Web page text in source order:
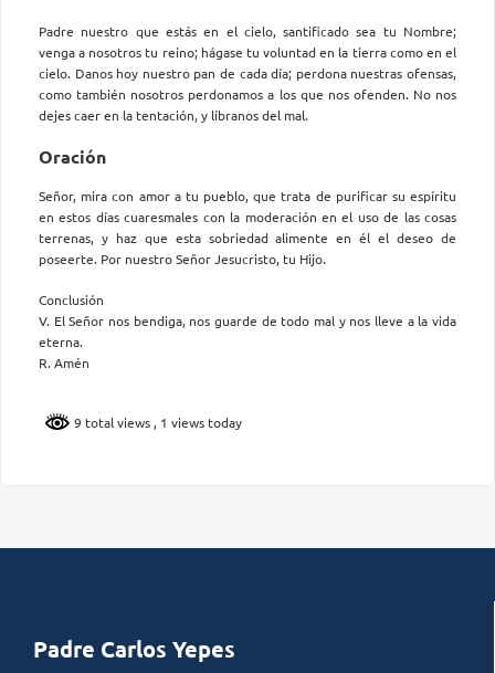
Padre nuestro que estás en el cielo, santificado sea tu Nombre;
venga a nosotros tu reino; hágase tu voluntad en la tierra como en el
cielo. Danos hoy nuestro pan de cada día; perdona nuestras ofensas,
como también nosotros perdonamos a los que nos ofenden. No nos
dejes caer en la tentación, y líbranos del mal.
Oración
Señor, mira con amor a tu pueblo, que trata de purificar su espíritu
en estos días cuaresmales con la moderación en el uso de las cosas
terrenas, y haz que esta sobriedad alimente en él el deseo de
poseerte. Por nuestro Señor Jesucristo, tu Hijo.
Conclusión
V. El Señor nos bendiga, nos guarde de todo mal y nos lleve a la vida
eterna.
R. Amén
9 total views , 1 views today
Padre Carlos Yepes